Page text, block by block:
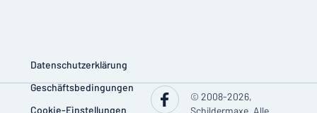
Datenschutzerklärung
Geschäftsbedingungen
Cookie-Einstellungen
© 2008-2026,
Schildermaxe. Alle